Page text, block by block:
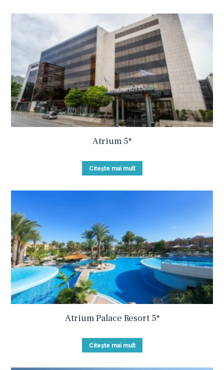
Atrium 5*
Citește mai mult
Atrium Palace Resort 5*
Citește mai mult